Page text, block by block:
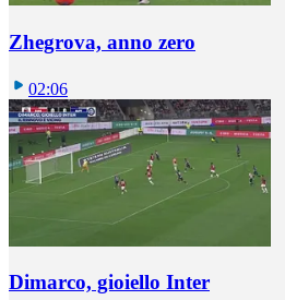
Zhegrova, anno zero
02:06
Dimarco, gioiello Inter